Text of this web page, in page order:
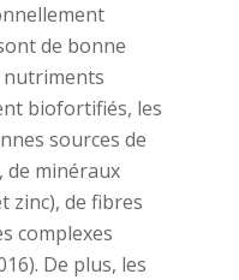
de bonne
nutriments
biofortifiés, les
sources de
de minéraux
zinc), de fibres
complexes
De plus, les